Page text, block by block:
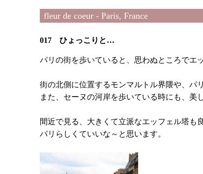
fleur de coeur - Paris, France
017 ひょっこりと…
パリの街を歩いていると、思わぬところでエ
街の北側に位置するモンマルトル界隈や、パ
また、セーヌの河岸を歩いている時にも、美
間近で見る、大きくて立派なエッフェル塔も
パリらしくていいな～と思います。